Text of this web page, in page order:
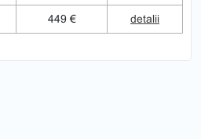
449 € detalii